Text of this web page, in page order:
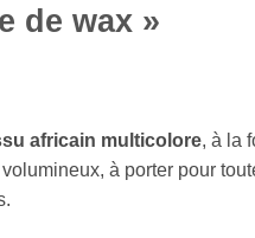
de wax »
africain multicolore, à la
à porter pour